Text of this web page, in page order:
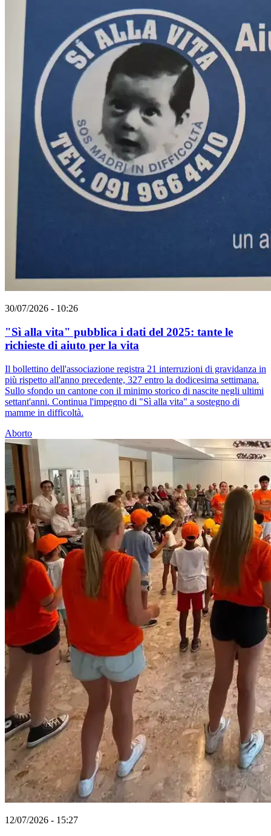
30/07/2026 - 10:26
"Sì alla vita" pubblica i dati del 2025: tante le
richieste di aiuto per la vita
Il bollettino dell'associazione registra 21 interruzioni di gravidanza in
più rispetto all'anno precedente, 327 entro la dodicesima settimana.
Sullo sfondo un cantone con il minimo storico di nascite negli ultimi
settant'anni. Continua l'impegno di "Sì alla vita" a sostegno di
mamme in difficoltà.
Aborto
12/07/2026 - 15:27